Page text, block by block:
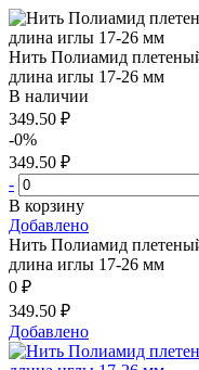
Нить Полиамид
длина иглы 17-26 мм
В наличии
349.50 ₽
-0%
349.50 ₽
-
В корзину
Добавлено
Нить Полиамид
длина иглы 17-26 мм
0 ₽
349.50 ₽
Добавлено